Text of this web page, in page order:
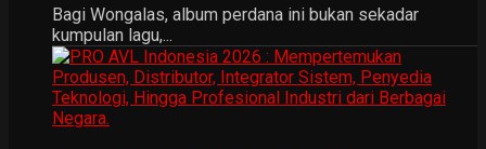
Bagi Wongalas, album perdana ini bukan sekadar
kumpulan lagu,...